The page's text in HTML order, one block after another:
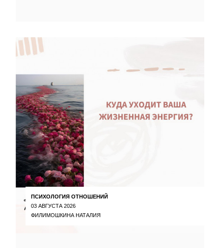
ПСИХОЛОГИЯ ОТНОШЕНИЙ
03 АВГУСТА 2026
ФИЛИМОШКИНА НАТАЛИЯ